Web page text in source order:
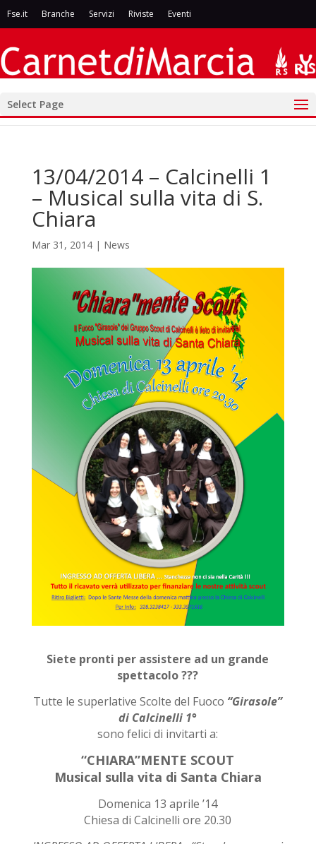
Fse.it Branche Servizi Riviste Eventi
Select Page
13/04/2014 – Calcinelli 1
– Musical sulla vita di S.
Chiara
Mar 31, 2014| News
Siete pronti per assistere ad un grande
spettacolo ???
Tutte le superlative Scolte del Fuoco “Girasole”
di Calcinelli 1°
sono felici di invitarti a:
“CHIARA”MENTE SCOUT
Musical sulla vita di Santa Chiara
Domenica 13 aprile ’14
Chiesa di Calcinelli ore 20.30